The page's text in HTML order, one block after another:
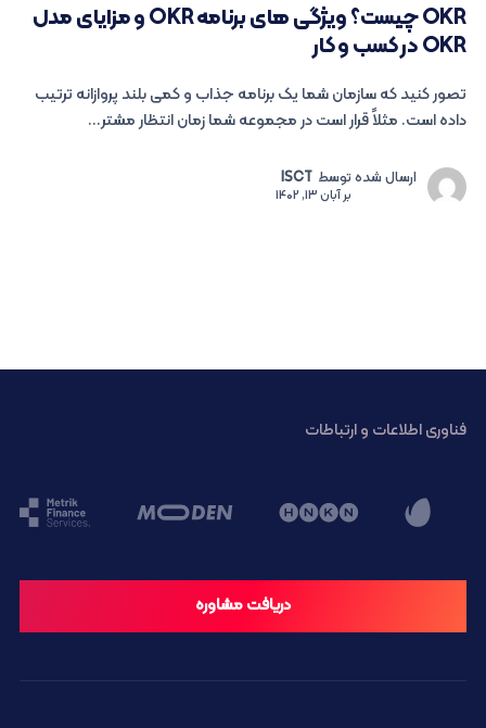
OKR چیست؟ ویژگی های برنامه OKR و مزایای مدل
OKR در کسب و کار
تصور کنید که سازمان شما یک برنامه جذاب و کمی بلند پروازانه ترتیب
داده است. مثلاً قرار است در مجموعه شما زمان انتظار مشتر...
ارسال شده توسط ISCT
برآبان 13, 1402
فناوری اطلاعات و ارتباطات
دریافت مشاوره